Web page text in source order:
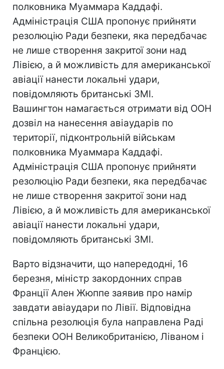
полковника Муаммара Каддафі.
Адміністрація США пропонує прийняти
резолюцію Ради безпеки, яка передбачає
не лише створення закритої зони над
Лівією, а й можливість для американської
авіації нанести локальні удари,
повідомляють британські ЗМІ.
Вашингтон намагається отримати від ООН
дозвіл на нанесення авіаударів по
території, підконтрольній військам
полковника Муаммара Каддафі.
Адміністрація США пропонує прийняти
резолюцію Ради безпеки, яка передбачає
не лише створення закритої зони над
Лівією, а й можливість для американської
авіації нанести локальні удари,
повідомляють британські ЗМІ.
Варто відзначити, що напередодні, 16
березня, міністр закордонних справ
Франції Ален Жюппе заявив про намір
завдати авіаудари по Лівії. Відповідна
спільна резолюція була направлена ​​Раді
безпеки ООН Великобританією, Ліваном і
Францією.